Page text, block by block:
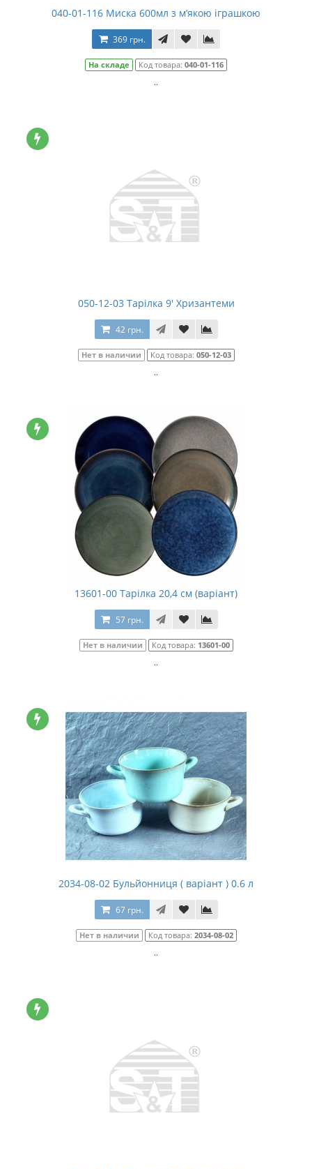
040-01-116 Миска 600мл з м’якою іграшкою
369 грн.
На складе Код товара: 040-01-116
..
050-12-03 Тарілка 9' Хризантеми
42 грн.
Нет в наличии Код товара: 050-12-03
..
13601-00 Тарілка 20,4 см (варіант)
57 грн.
Нет в наличии Код товара: 13601-00
..
2034-08-02 Бульйонниця ( варіант ) 0.6 л
67 грн.
Нет в наличии Код товара: 2034-08-02
..